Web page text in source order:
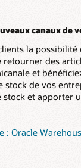
canaux de
la possibilité
retourner des
et
stock de vos
stock et apporter
: Oracle